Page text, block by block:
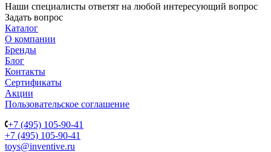
Наши специалисты ответят на любой интересующий вопрос
Задать вопрос
Каталог
О компании
Бренды
Блог
Контакты
Сертификаты
Акции
Пользовательское соглашение
+7 (495) 105-90-41
+7 (495) 105-90-41
toys@inventive.ru